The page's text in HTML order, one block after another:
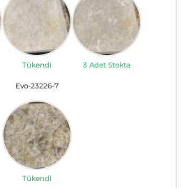
Tükendi 3 Adet Stokta
Evo-23226-7
Tükendi